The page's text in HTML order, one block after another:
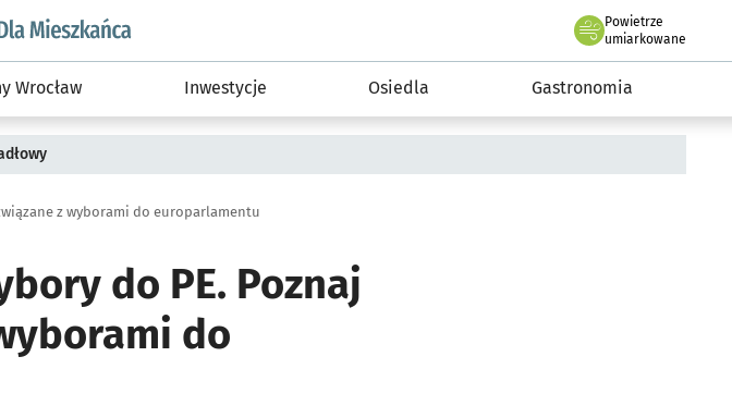
wroclaw.pl podserwis: Dla mieszkańca
Powietrze
we Wrocławiu
umiarkowane
Wrocław Inwestycje Osiedla Gastronomia
z wyborami do europarlamentu
do PE. Poznaj
do